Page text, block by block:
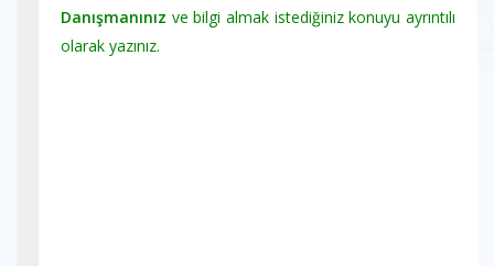
Danışmanınız ve bilgi almak istediğiniz konuyu ayrıntılı
olarak yazınız.